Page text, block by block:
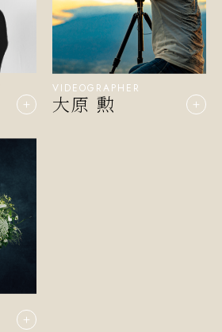
＋
VIDEOGRAPHER
＋
大原 勲
＋